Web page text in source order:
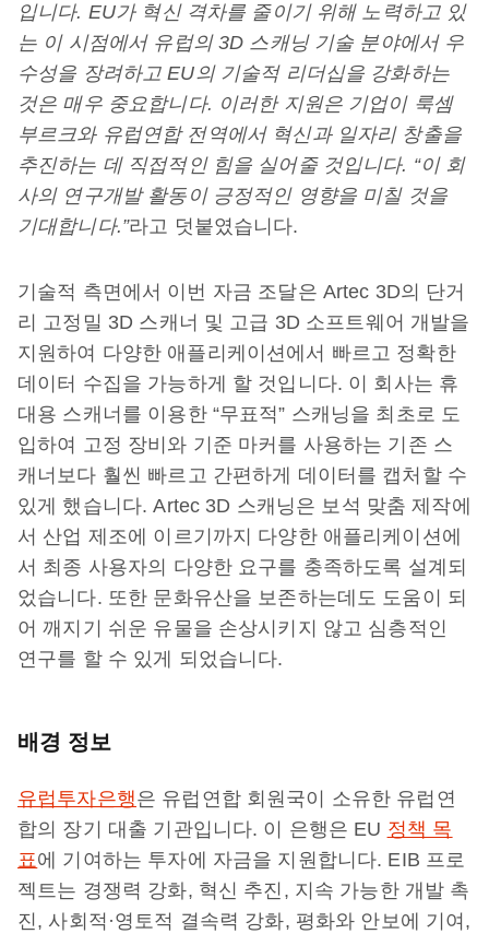
입니다. EU가 혁신 격차를 줄이기 위해 노력하고 있
는 이 시점에서 유럽의 3D 스캐닝 기술 분야에서 우
수성을 장려하고 EU의 기술적 리더십을 강화하는
것은 매우 중요합니다. 이러한 지원은 기업이 룩셈
부르크와 유럽연합 전역에서 혁신과 일자리 창출을
추진하는 데 직접적인 힘을 실어줄 것입니다. “이 회
사의 연구개발 활동이 긍정적인 영향을 미칠 것을
기대합니다.”라고 덧붙였습니다.
기술적 측면에서 이번 자금 조달은 Artec 3D의 단거
리 고정밀 3D 스캐너 및 고급 3D 소프트웨어 개발을
지원하여 다양한 애플리케이션에서 빠르고 정확한
데이터 수집을 가능하게 할 것입니다. 이 회사는 휴
대용 스캐너를 이용한 “무표적” 스캐닝을 최초로 도
입하여 고정 장비와 기준 마커를 사용하는 기존 스
캐너보다 훨씬 빠르고 간편하게 데이터를 캡처할 수
있게 했습니다. Artec 3D 스캐닝은 보석 맞춤 제작에
서 산업 제조에 이르기까지 다양한 애플리케이션에
서 최종 사용자의 다양한 요구를 충족하도록 설계되
었습니다. 또한 문화유산을 보존하는데도 도움이 되
어 깨지기 쉬운 유물을 손상시키지 않고 심층적인
연구를 할 수 있게 되었습니다.
배경 정보
유럽투자은행은 유럽연합 회원국이 소유한 유럽연
합의 장기 대출 기관입니다. 이 은행은 EU 정책 목
표에 기여하는 투자에 자금을 지원합니다. EIB 프로
젝트는 경쟁력 강화, 혁신 추진, 지속 가능한 개발 촉
진, 사회적·영토적 결속력 강화, 평화와 안보에 기여,